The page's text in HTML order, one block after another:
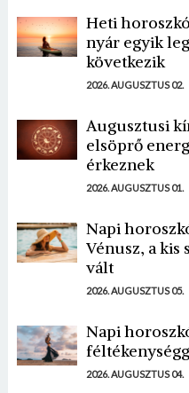
Heti
nyár egyik
következik
2026. AUGUSZTUS 02.
Augusztusi
elsöprő
érkeznek
2026. AUGUSZTUS 01.
Napi
Vénusz, a kis
vált
2026. AUGUSZTUS 05.
Napi
2026. AUGUSZTUS 04.